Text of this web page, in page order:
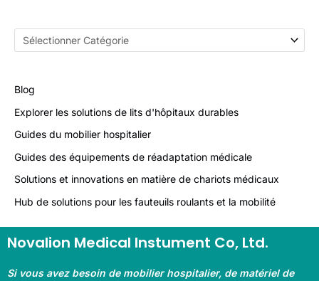
Blog
Explorer les solutions de lits d'hôpitaux durables
Guides du mobilier hospitalier
Guides des équipements de réadaptation médicale
Solutions et innovations en matière de chariots médicaux
Hub de solutions pour les fauteuils roulants et la mobilité
Novalion Medical Instument Co, Ltd.
Si vous avez besoin de mobilier hospitalier, de matériel de